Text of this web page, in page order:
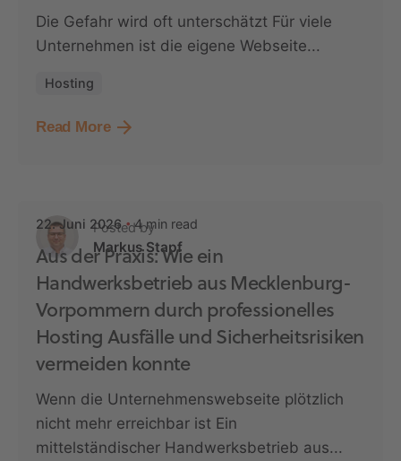
Die Gefahr wird oft unterschätzt Für viele
Unternehmen ist die eigene Webseite...
Hosting
Read More
Posted by
Markus Stapf
22. Juni 2026 4 min read
Aus der Praxis: Wie ein
Handwerksbetrieb aus Mecklenburg-
Vorpommern durch professionelles
Hosting Ausfälle und Sicherheitsrisiken
vermeiden konnte
Wenn die Unternehmenswebseite plötzlich
nicht mehr erreichbar ist Ein
mittelständischer Handwerksbetrieb aus...